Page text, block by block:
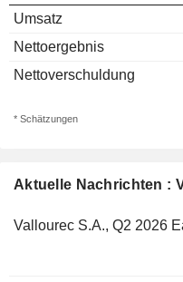
Aktuelle Nachrichten :
Vallourec S.A., Q2 2026
Umsatz
Nettoergebnis
Nettoverschuldung
* Schätzungen